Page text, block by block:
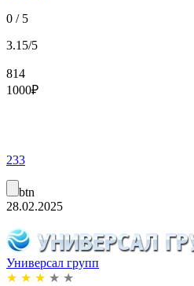
0 / 5
3.15/5
814
1000₽
233
btn
28.02.2025
Универсал групп
★ ★ ★ ★ ★